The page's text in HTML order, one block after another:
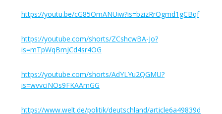
https://youtu.be/cG85OmANUiw?is=bzizRrOgmd1gCBqf
https://youtube.com/shorts/ZCshcwBA-Jo?
is=mTpWqBmJCd4sr4OG
https://youtube.com/shorts/AdYLYu2QGMU?
is=wvvciNOs9FKAAmGG
https://www.welt.de/politik/deutschland/article6a49839d